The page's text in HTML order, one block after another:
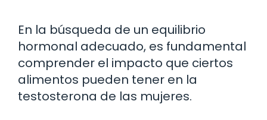
En la búsqueda de un equilibrio
hormonal adecuado, es fundamental
comprender el impacto que ciertos
alimentos pueden tener en la
testosterona de las mujeres.